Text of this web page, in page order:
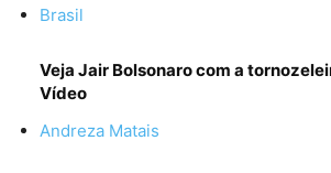
Brasil
Veja Jair Bolsonaro com a
Vídeo
Andreza Matais